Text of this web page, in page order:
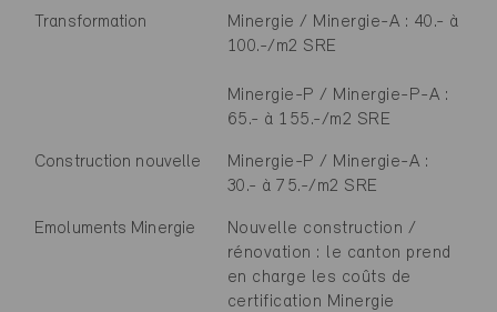
Transformation
Minergie / Minergie-A : 40.- à
100.-/m2 SRE
Minergie-P / Minergie-P-A :
65.- à 155.-/m2 SRE
Construction nouvelle
Minergie-P / Minergie-A :
30.- à 75.-/m2 SRE
Emoluments Minergie
Nouvelle construction /
rénovation : le canton prend
en charge les coûts de
certification Minergie